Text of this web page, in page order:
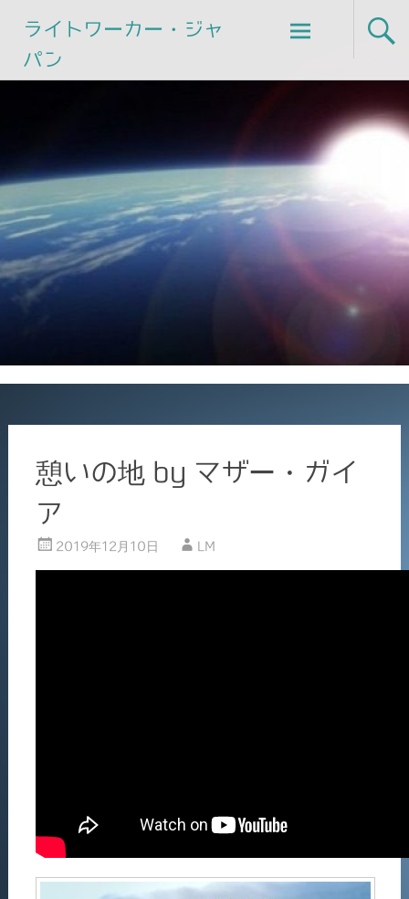
ライトワーカー・ジャ
パン
Skip
to
憩いの地 by マザー・ガイ
ア
2019年12月10日 LM